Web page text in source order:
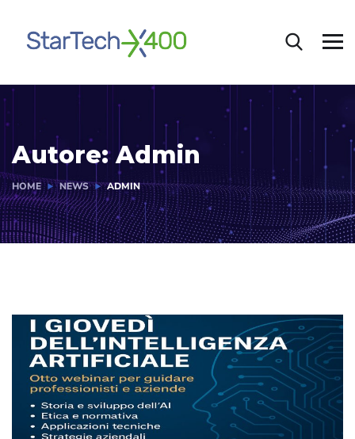
Autore:Admin
HOME NEWS ADMIN